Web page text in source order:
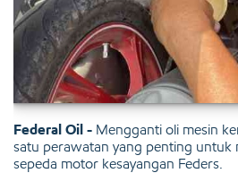
Federal Oil - Mengganti oli mesin
satu perawatan yang penting untuk
sepeda motor kesayangan Feders.